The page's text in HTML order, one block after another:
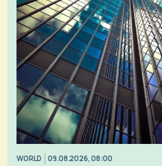
WORLD 09.08.2026, 08:00